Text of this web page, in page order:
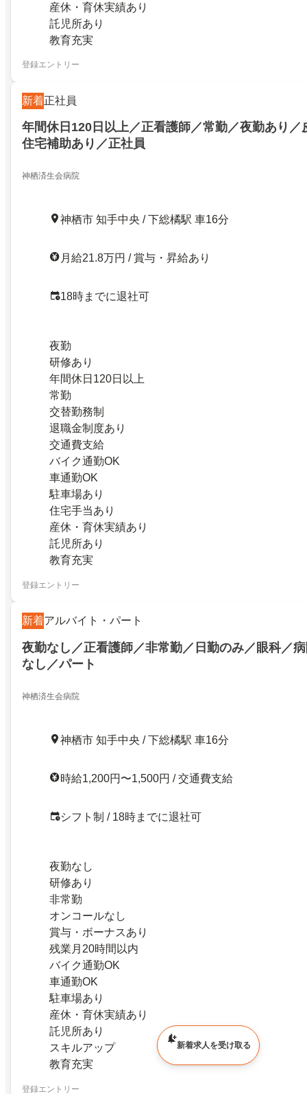
産休・育休実績あり
託児所あり
教育充実
登録エントリー
新着正社員
年間休日120日以上／正看護師／常勤／夜勤あり／
住宅補助あり／正社員
神栖済生会病院
神栖市 知手中央 / 下総橘駅 車16分
月給21.8万円 / 賞与・昇給あり
18時までに退社可
夜勤
研修あり
年間休日120日以上
常勤
交替勤務制
退職金制度あり
交通費支給
バイク通勤OK
車通勤OK
駐車場あり
住宅手当あり
産休・育休実績あり
託児所あり
教育充実
登録エントリー
新着アルバイト・パート
夜勤なし／正看護師／非常勤／日勤のみ／眼科／
なし／パート
神栖済生会病院
神栖市 知手中央 / 下総橘駅 車16分
時給1,200円〜1,500円 / 交通費支給
シフト制 / 18時までに退社可
夜勤なし
研修あり
非常勤
オンコールなし
賞与・ボーナスあり
残業月20時間以内
バイク通勤OK
車通勤OK
駐車場あり
産休・育休実績あり
託児所あり
スキルアップ
教育充実
登録エントリー
新着求人を受け取る